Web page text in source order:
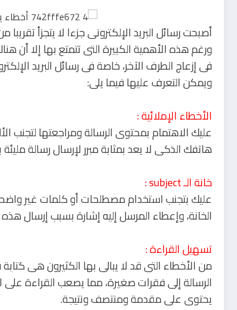
أصبحت رسائل البريد الإلكترونى جزءا لا يتجزأ تقريبا
ورغم هذه الأهمية الكبيرة التى تتمتع بها إلا
ويمكن التعرف عليها فيما يلى:
الأخطاء الإملائية :
عليك الاهتمام بمحتوى الرسالة ومراجعتها لتجنب
هاتفك الذكى لا يعد بمثابة مبرر لإرسال رسالة مليئة
خانة الـ subject :
الخانة، وإعطاء المرسل إليه إشارة بسبب إرسال
تسهيل القراءة :
من الأخطاء التى قد لا يبالى بها الكثيرون هى
الرسالة إلى فقرات صغيرة، مما يصعب القراءة على
يحتوى على مقدمة ومنتصف ونتيجة.